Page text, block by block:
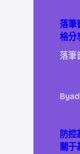
落筆
格分
落筆
By
防控
關于